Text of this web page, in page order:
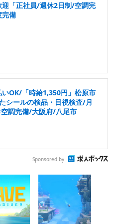
「正社員/週休2日制/空調完
完備
OK/「時給1,350円」松原市
シールの検品・目視検査/月
調完備/大阪府/八尾市
Sponsored by